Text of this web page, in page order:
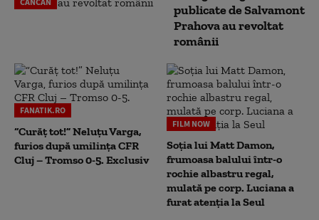
publicate de Salvamont
Prahova au revoltat
românii
FANATIK.RO
“Curăț tot!” Neluțu Varga,
furios după umilința CFR
Cluj – Tromso 0-5. Exclusiv
FILM NOW
Soția lui Matt Damon,
frumoasa balului într-o
rochie albastru regal,
mulată pe corp. Luciana a
furat atenția la Seul